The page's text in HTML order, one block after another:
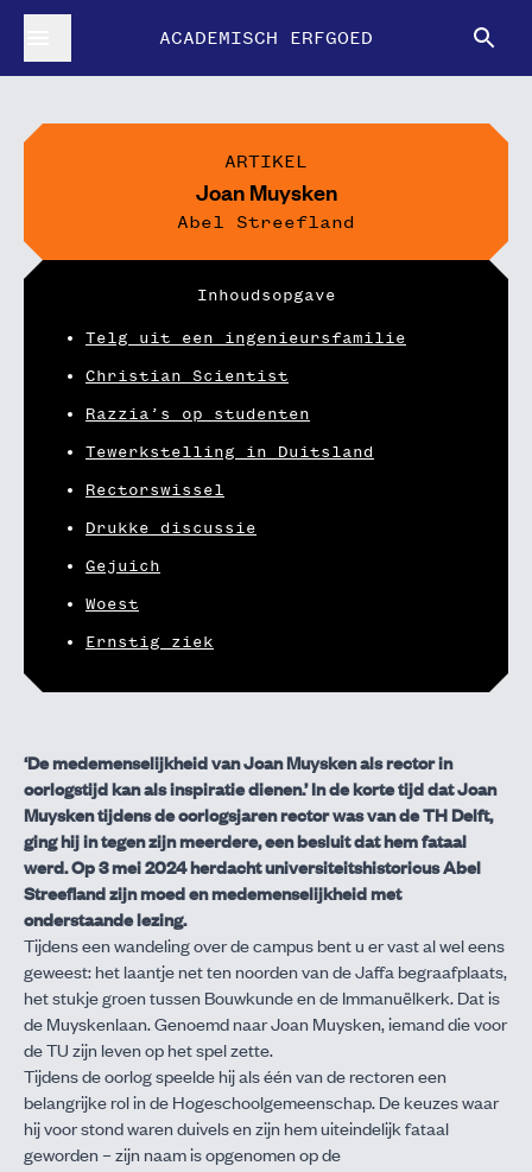
ACADEMISCH ERFGOED
ARTIKEL
Joan Muysken
Abel Streefland
Inhoudsopgave
Telg uit een ingenieursfamilie
Christian Scientist
Razzia’s op studenten
Tewerkstelling in Duitsland
Rectorswissel
Drukke discussie
Gejuich
Woest
Ernstig ziek
‘De medemenselijkheid van Joan Muysken als rector in
oorlogstijd kan als inspiratie dienen.’ In de korte tijd dat Joan
Muysken tijdens de oorlogsjaren rector was van de TH Delft,
ging hij in tegen zijn meerdere, een besluit dat hem fataal
werd. Op 3 mei 2024 herdacht universiteitshistoricus Abel
Streefland zijn moed en medemenselijkheid met
onderstaande lezing.
Tijdens een wandeling over de campus bent u er vast al wel eens
geweest: het laantje net ten noorden van de Jaffa begraafplaats,
het stukje groen tussen Bouwkunde en de Immanuëlkerk. Dat is
de Muyskenlaan. Genoemd naar Joan Muysken, iemand die voor
de TU zijn leven op het spel zette.
Tijdens de oorlog speelde hij als één van de rectoren een
belangrijke rol in de Hogeschoolgemeenschap. De keuzes waar
hij voor stond waren duivels en zijn hem uiteindelijk fataal
geworden – zijn naam is opgenomen op de